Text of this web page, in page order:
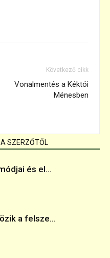
Következő cikk
Vonalmentés a Kéktói
Ménesben
SZERZŐTŐL
és el...
a felsze...